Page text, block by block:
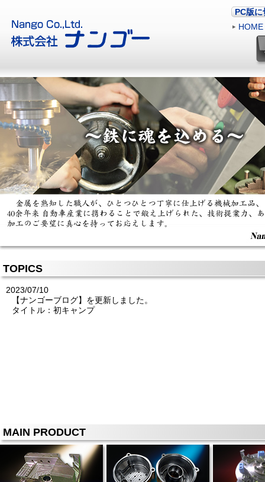
PC版に
HOME
TOPICS
2023/07/10
【ナンゴーブログ】を更新しました。
タイトル：初キャンプ
MAIN PRODUCT